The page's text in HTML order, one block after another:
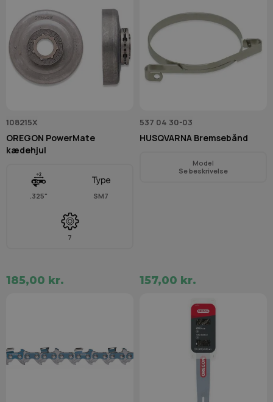
108215X
OREGON PowerMate
kædehjul
.325" SM7
7
185,00 kr.
537 04 30-03
HUSQVARNA Bremsebånd
Model
Se beskrivelse
157,00 kr.